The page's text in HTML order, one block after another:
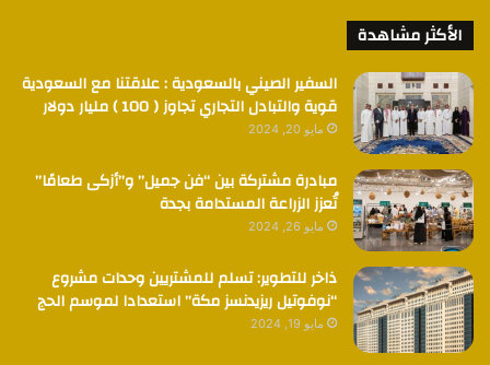
الأكثر مشاهدة
السفير الصيني بالسعودية : علاقتنا مع السعودية
قوية والتبادل التجاري تجاوز ( 100 ) مليار دولار
مايو 20, 2024
مبادرة مشتركة بين “فن جميل” و”أزكى طعامًا”
تُعزز الزراعة المستدامة بجدة
مايو 26, 2024
ذاخر للتطوير: تسلم للمشتريين وحدات مشروع
“نوفوتيل ريزيدنسز مكة” استعدادا لموسم الحج
مايو 19, 2024